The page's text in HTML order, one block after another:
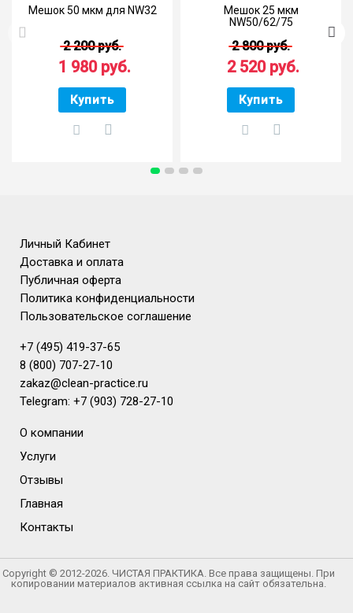
Мешок 50 мкм для NW32
2 200 руб.
1 980 руб.
Купить
Мешок 25 мкм
NW50/62/75
2 800 руб.
2 520 руб.
Купить
Личный Кабинет
Доставка и оплата
Публичная оферта
Политика конфиденциальности
Пользовательское соглашение
+7 (495) 419-37-65
8 (800) 707-27-10
zakaz@clean-practice.ru
Telegram: +7 (903) 728-27-10
О компании
Услуги
Отзывы
Главная
Контакты
Copyright © 2012-2026. ЧИСТАЯ ПРАКТИКА. Все права защищены. При
копировании материалов активная ссылка на сайт обязательна.